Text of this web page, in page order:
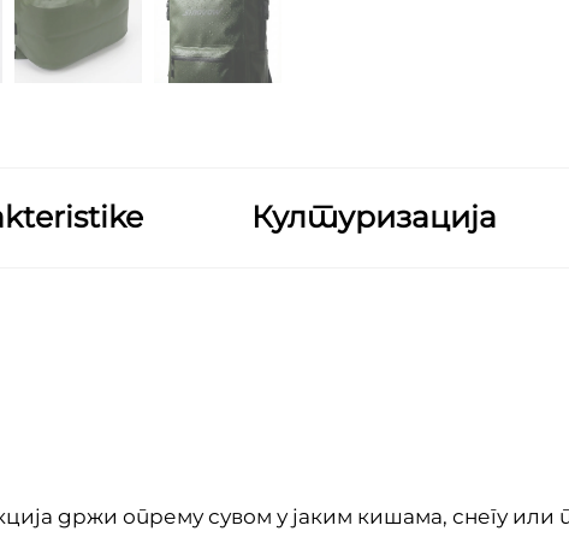
Културизација
држи опрему сувом у јаким кишама, снегу или